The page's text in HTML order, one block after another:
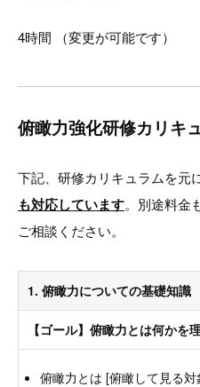
4時間 （変更が可能です）
俯瞰力強化研修カリキ
下記、研修カリキュラムを元に
も対応しています。別途料金
ご相談ください。
1. 俯瞰力についての基礎知識
【ゴール】俯瞰力とは何かを
俯瞰力とは [俯瞰して見る